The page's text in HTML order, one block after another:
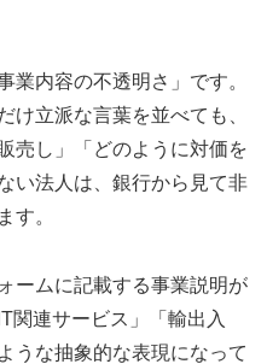
業内容の不透明さ」です。
け立派な言葉を並べても、
売し」「どのように対価を
い法人は、銀行から見て非
す。
ームに記載する事業説明が
関連サービス」「輸出入
うな抽象的な表現になって